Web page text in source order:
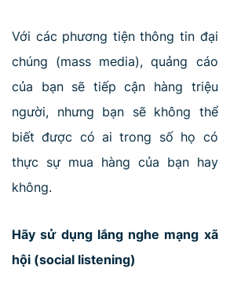
Với các phương tiện thông tin đại
chúng (mass media), quảng cáo
của bạn sẽ tiếp cận hàng triệu
người, nhưng bạn sẽ không thể
biết được có ai trong số họ có
thực sự mua hàng của bạn hay
không.
Hãy sử dụng lắng nghe mạng xã
hội (social listening)